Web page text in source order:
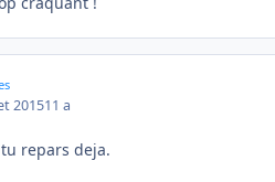
201511 a
repars deja.